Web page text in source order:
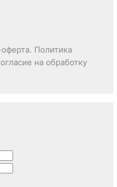
Политика
на обработку